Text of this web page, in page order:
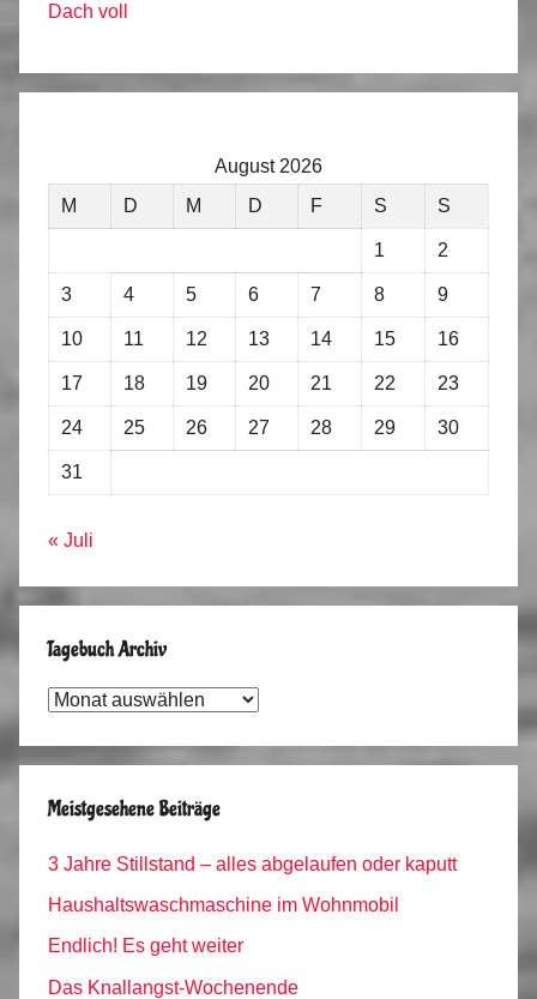
Dach voll
August 2026
M
D M D F S S
1 2
3 4 5 6 7 8 9
10 11 12 13 14 15 16
17 18 19 20 21 22 23
24 25 26 27 28 29 30
31
« Juli
Tagebuch Archiv
Tagebuch
Meistgesehene Beiträge
3 Jahre Stillstand – alles abgelaufen oder kaputt
Haushaltswaschmaschine im Wohnmobil
Endlich! Es geht weiter
Das Knallangst-Wochenende